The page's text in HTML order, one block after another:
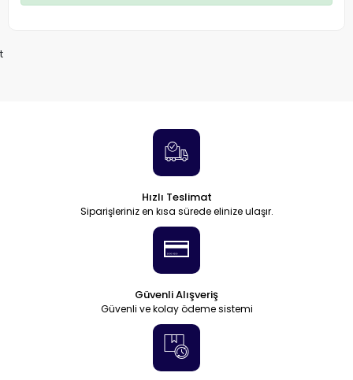
t
Hızlı Teslimat
Siparişleriniz en kısa sürede elinize ulaşır.
Güvenli Alışveriş
Güvenli ve kolay ödeme sistemi